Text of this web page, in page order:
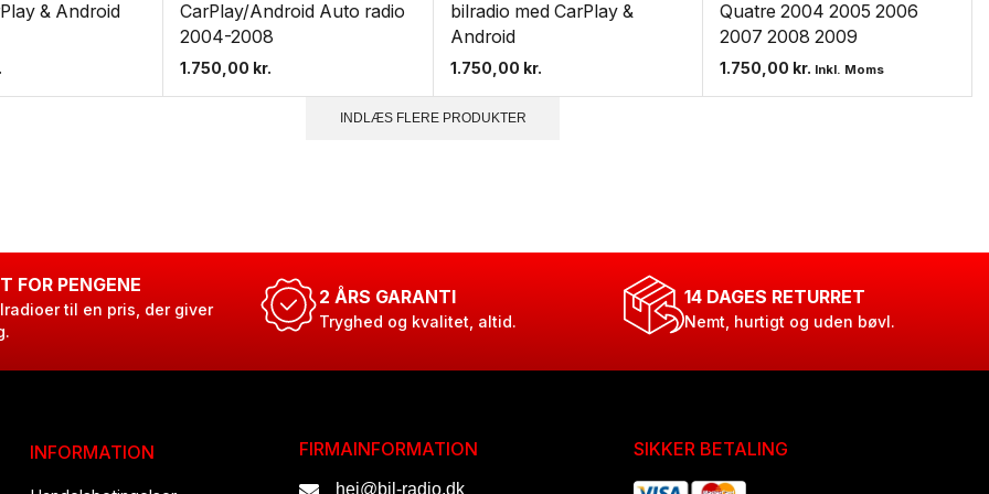
& Android
CarPlay/Android Auto radio
2004-2008
1.750,00 kr.
bilradio med CarPlay &
Android
1.750,00 kr.
Quatre 2004 2005 2006
2007 2008 2009
1.750,00 kr. Inkl. Moms
INDLÆS FLERE PRODUKTER
FOR PENGENE
til en pris, der giver
2 ÅRS GARANTI
Tryghed og kvalitet, altid.
14 DAGES RETURRET
Nemt, hurtigt og uden bøvl.
INFORMATION FIRMAINFORMATION
hej@bil-radio.dk
SIKKER BETALING